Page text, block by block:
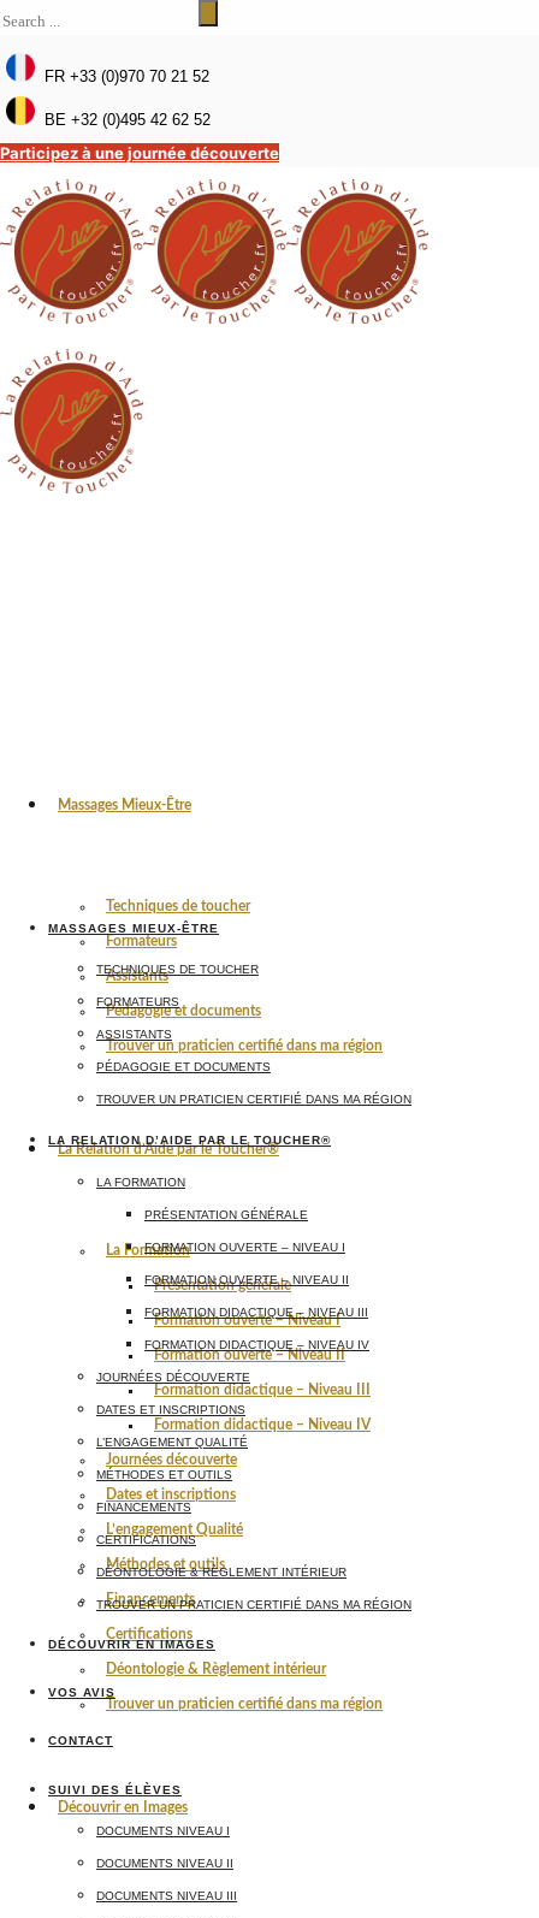
FR +33 (0)970 70 21 52
BE +32 (0)495 42 62 52
Participez à une journée découverte
Massages Mieux-Être
Techniques de toucher
Formateurs
Assistants
Pédagogie et documents
Trouver un praticien certifié dans ma région
La Relation d’Aide par le Toucher®
La Formation
Présentation générale
Formation ouverte – Niveau I
Formation ouverte – Niveau II
Formation didactique – Niveau III
Formation didactique – Niveau IV
Journées découverte
Dates et inscriptions
L’engagement Qualité
Méthodes et outils
Financements
Certifications
Déontologie & Règlement intérieur
Trouver un praticien certifié dans ma région
Découvrir en Images
MASSAGES MIEUX-ÊTRE
TECHNIQUES DE TOUCHER
FORMATEURS
ASSISTANTS
PÉDAGOGIE ET DOCUMENTS
TROUVER UN PRATICIEN CERTIFIÉ DANS MA RÉGION
LA RELATION D’AIDE PAR LE TOUCHER®
LA FORMATION
PRÉSENTATION GÉNÉRALE
FORMATION OUVERTE – NIVEAU I
FORMATION OUVERTE – NIVEAU II
FORMATION DIDACTIQUE – NIVEAU III
FORMATION DIDACTIQUE – NIVEAU IV
JOURNÉES DÉCOUVERTE
DATES ET INSCRIPTIONS
L’ENGAGEMENT QUALITÉ
MÉTHODES ET OUTILS
FINANCEMENTS
CERTIFICATIONS
DÉONTOLOGIE & RÈGLEMENT INTÉRIEUR
TROUVER UN PRATICIEN CERTIFIÉ DANS MA RÉGION
DÉCOUVRIR EN IMAGES
VOS AVIS
CONTACT
SUIVI DES ÉLÈVES
DOCUMENTS NIVEAU I
DOCUMENTS NIVEAU II
DOCUMENTS NIVEAU III